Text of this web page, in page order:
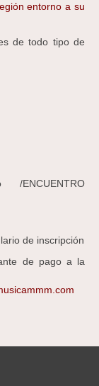
entorno a su
de todo tipo de
de inscripción
de pago a la